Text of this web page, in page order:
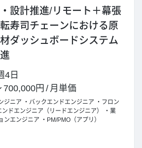
・設計推進/リモート＋幕張
寿司チェーンにおける原
ダッシュボードシステム
4日
700,000円 / 月単価
ジニア バックエンドエンジニア
フロン
ンドエンジニア（リードエンジニア）
業
ンエンジニア
PM/PMO（アプリ）